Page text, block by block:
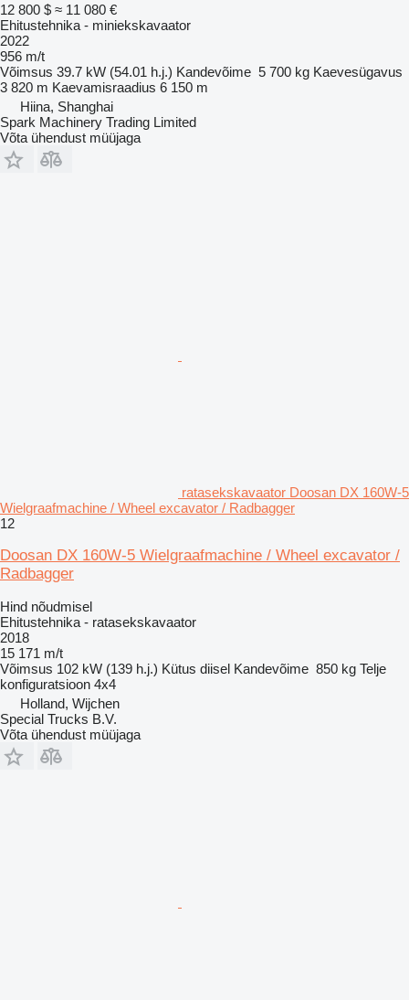
12 800 $ ≈ 11 080 €
Ehitustehnika - miniekskavaator
2022
956 m/t
Võimsus 39.7 kW (54.01 h.j.) Kandevõime 5 700 kg Kaevesügavus
3 820 m Kaevamisraadius 6 150 m
Hiina, Shanghai
Spark Machinery Trading Limited
Võta ühendust müüjaga
ratasekskavaator Doosan DX 160W-5
Wielgraafmachine / Wheel excavator / Radbagger
12
Doosan DX 160W-5 Wielgraafmachine / Wheel excavator /
Radbagger
Hind nõudmisel
Ehitustehnika - ratasekskavaator
2018
15 171 m/t
Võimsus 102 kW (139 h.j.) Kütus diisel Kandevõime 850 kg Telje
konfiguratsioon 4x4
Holland, Wijchen
Special Trucks B.V.
Võta ühendust müüjaga